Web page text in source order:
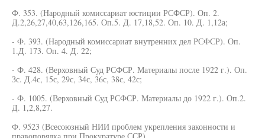
Ф. 353. (Народный комиссариат юстиции РСФСР). Оп. 2.
Д.2,26,27,40,63,126,165. Оп.5. Д. 17,18,52. Оп. 10. Д. 1,12а;
- Ф. 393. (Народный комиссариат внутренних дел РСФСР). Оп.
1.Д. 173. Оп. 4. Д. 22;
- Ф. 428. (Верховный Суд РСФСР. Материалы после 1922 г.). Оп.
Зс. Д.4с, 15с, 29с, 34с, 36с, 38с, 42с;
- Ф. 1005. (Верховный Суд РСФСР. Материалы до 1922 г.). Оп.2.
Д. 1,2,8,27.
Ф. 9523 (Всесоюзный НИИ проблем укрепления законности и